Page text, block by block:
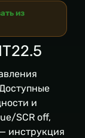
из
и
SCR off,
инструкция